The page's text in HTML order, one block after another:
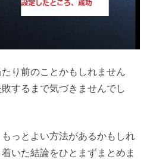
り前のことかもしれません
するまで気づきませんでし
っとよい方法があるかもしれ
いた結論をひとまずまとめま